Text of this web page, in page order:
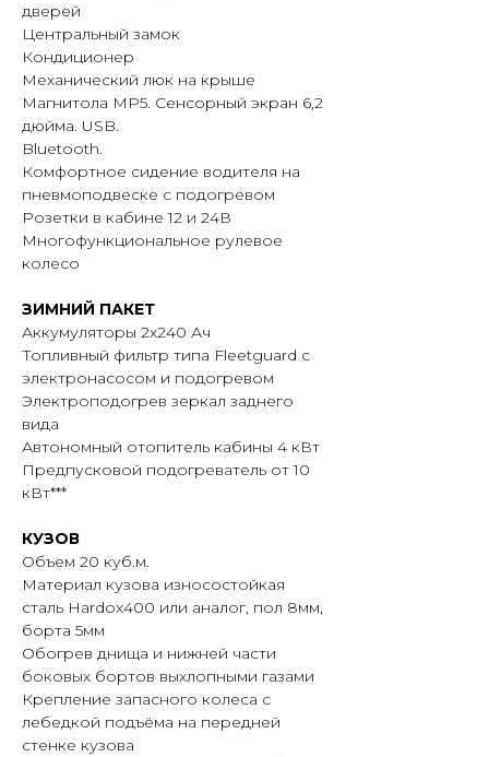
дверей
Центральный замок
Кондиционер
Механический люк на крыше
Магнитола MP5. Сенсорный экран 6,2
дюйма. USB.
Bluetooth.
Комфортное сидение водителя на
пневмоподвеске с подогревом
Розетки в кабине 12 и 24В
Многофункциональное рулевое
колесо
ЗИМНИЙ ПАКЕТ
Аккумуляторы 2х240 Ач
Топливный фильтр типа Fleetguard с
электронасосом и подогревом
Электроподогрев зеркал заднего
вида
Автономный отопитель кабины 4 кВт
Предпусковой подогреватель от 10
кВт***
КУЗОВ
Объем 20 куб.м.
Материал кузова износостойкая
сталь Hardox400 или аналог, пол 8мм,
борта 5мм
Обогрев днища и нижней части
боковых бортов выхлопными газами
Крепление запасного колеса с
лебедкой подъёма на передней
стенке кузова